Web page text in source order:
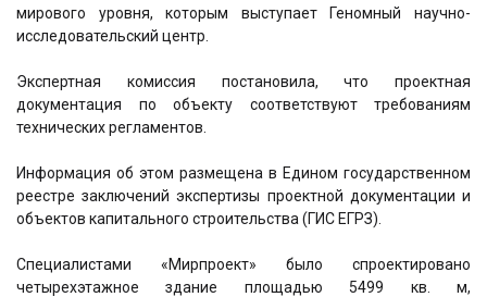
мирового уровня, которым выступает Геномный научно-
исследовательский центр.
Экспертная комиссия постановила, что проектная
документация по объекту соответствуют требованиям
технических регламентов.
Информация об этом размещена в Едином государственном
реестре заключений экспертизы проектной документации и
объектов капитального строительства (ГИС ЕГРЗ).
Специалистами «Мирпроект» было спроектировано
четырехэтажное здание площадью 5499 кв. м,